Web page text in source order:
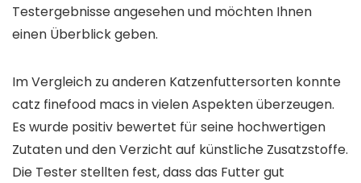
Testergebnisse angesehen und möchten Ihnen
einen Überblick geben.
Im Vergleich zu anderen Katzenfuttersorten konnte
catz finefood macs in vielen Aspekten überzeugen.
Es wurde positiv bewertet für seine hochwertigen
Zutaten und den Verzicht auf künstliche Zusatzstoffe.
Die Tester stellten fest, dass das Futter gut